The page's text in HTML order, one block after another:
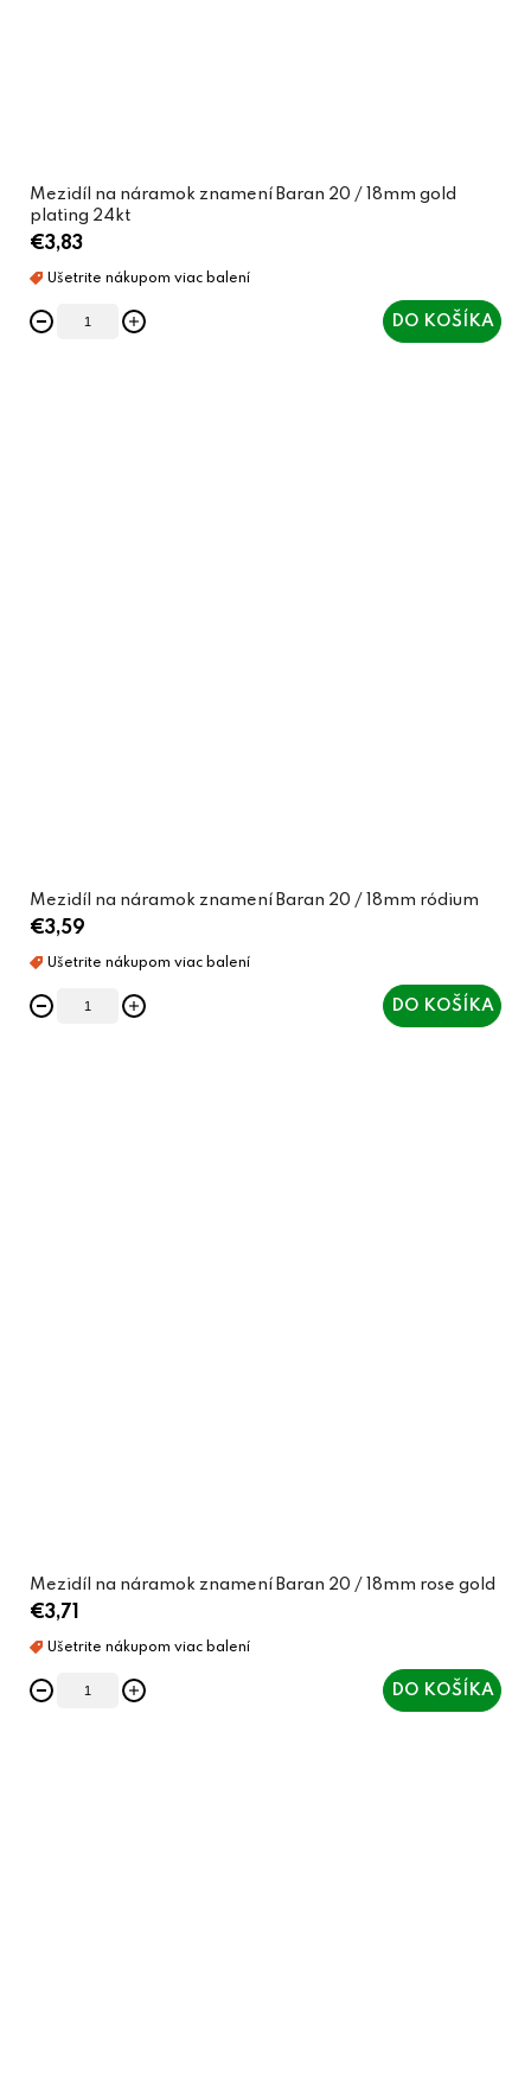
Mezidíl na náramok znamení Baran 20 / 18mm gold
plating 24kt
€3,83
DO KOŠÍKA
Mezidíl na náramok znamení Baran 20 / 18mm ródium
€3,59
DO KOŠÍKA
Mezidíl na náramok znamení Baran 20 / 18mm rose gold
€3,71
DO KOŠÍKA